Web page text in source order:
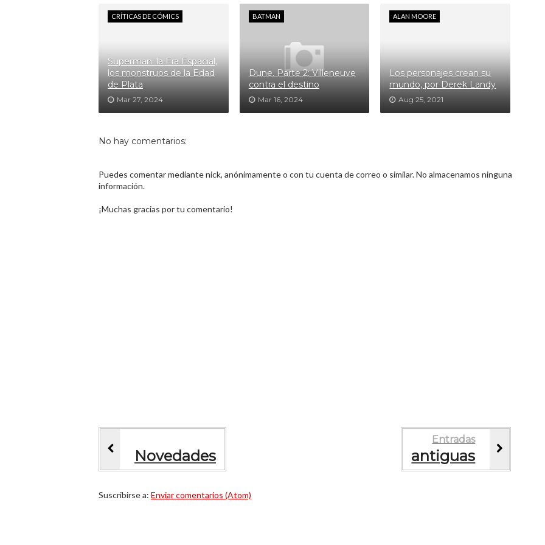
CRÍTICAS DE CÓMICS
Superman: la Era Espacial,
los monstruos de la Edad
de Plata
Mar 27, 2024
BATMAN
Dune. Parte 2: Villeneuve
contra el destino
Mar 16, 2024
ALAN MOORE
Los personajes crean su
mundo, por Derek Landy
Aug 25, 2021
No hay comentarios:
Puedes comentar mediante nick, anónimamente o con tu cuenta de correo o similar. No almacenamos ninguna
información.
¡Muchas gracias por tu comentario!
Novedades
Entradas
antiguas
Suscribirse a: Enviar comentarios (Atom)